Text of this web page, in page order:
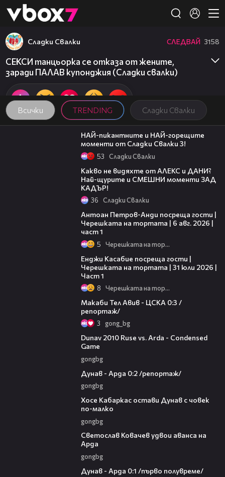
👾
Всички TRENDING Сладки Свалки
Сладки Свалки СЛЕДВАЙ 3158
СЕКСИ танцьорка се отказа от жените,
заради ПАЛАВ купонджия (Сладки свалки)
03:11
НАЙ-пикантните и НАЙ-горещите
моменти от Сладки Свалки 3!
53 Сладки Свалки
Какво не видяхте от АЛЕКС и ДАНИ?
Най-щурите и СМЕШНИ моменти ЗАД
КАДЪР!
36 Сладки Свалки
Антоан Петров-Анди посреща гости |
Черешката на тортата | 6 авг. 2026 |
част 1
5 Черешката на тортата
Енджи Касабие посреща гости |
Черешката на тортата | 31 юли 2026 |
Част 1
8 Черешката на тортата
Макаби Тел Авив - ЦСКА 0:3 /
репортаж/
3 gong_bg
Dunav 2010 Ruse vs. Arda - Condensed
Game
gongbg
Дунав - Арда 0:2 /репортаж/
gongbg
Хосе Кабаркас остави Дунав с човек
по-малко
gongbg
Светослав Ковачев удвои аванса на
Арда
gongbg
Дунав - Арда 0:1 /първо полувреме/